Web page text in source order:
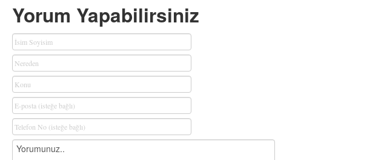
Yorum Yapabilirsiniz